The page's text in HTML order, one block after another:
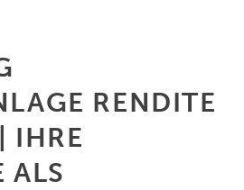
RENDITE
IHRE
ALS